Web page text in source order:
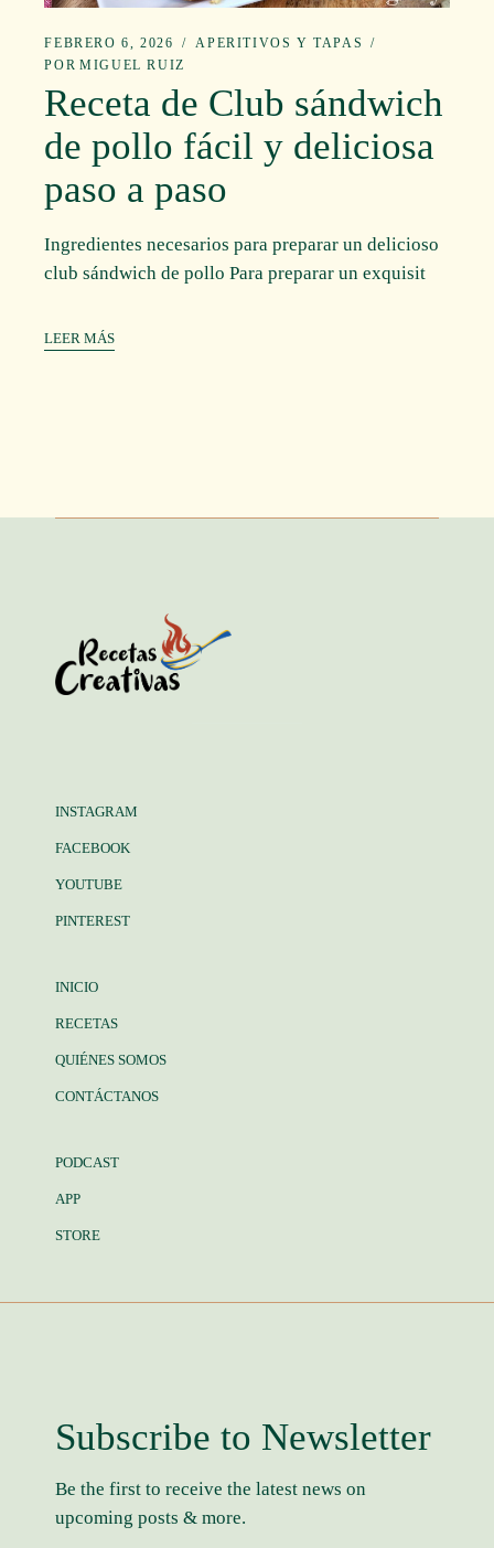
FEBRERO 6, 2026
APERITIVOS Y TAPAS
POR MIGUEL RUIZ
Receta de Club sándwich
de pollo fácil y deliciosa
paso a paso
Ingredientes necesarios para preparar un delicioso
club sándwich de pollo Para preparar un exquisit
LEER MÁS
INSTAGRAM
FACEBOOK
YOUTUBE
PINTEREST
INICIO
RECETAS
QUIÉNES SOMOS
CONTÁCTANOS
PODCAST
APP
STORE
Subscribe to Newsletter
Be the first to receive the latest news on
upcoming posts & more.